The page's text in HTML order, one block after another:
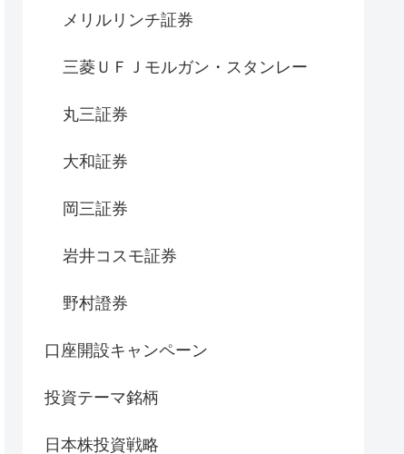
メリルリンチ証券
三菱ＵＦＪモルガン・スタンレー
丸三証券
大和証券
岡三証券
岩井コスモ証券
野村證券
口座開設キャンペーン
投資テーマ銘柄
日本株投資戦略